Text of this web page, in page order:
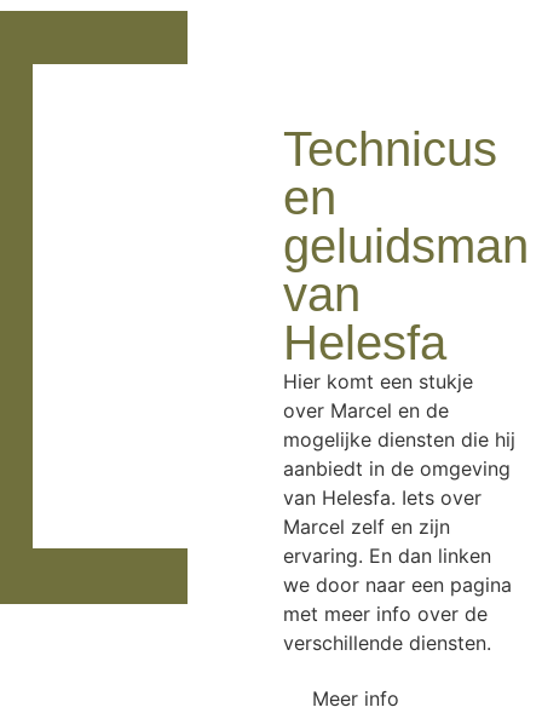
Technicus
en
geluidsman
van
Helesfa
Hier komt een stukje
over Marcel en de
mogelijke diensten die hij
aanbiedt in de omgeving
van Helesfa. Iets over
Marcel zelf en zijn
ervaring. En dan linken
we door naar een pagina
met meer info over de
verschillende diensten.
Meer info